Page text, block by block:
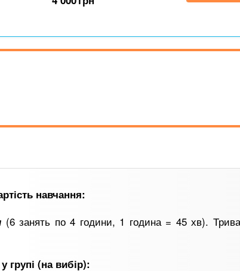
навчання:
(6 занять по 4 години, 1 година = 45 хв).
групі (на вибір):